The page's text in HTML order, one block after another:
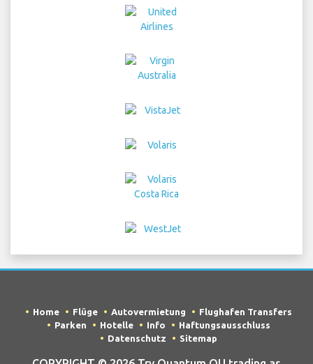
Home Flüge Autovermietung
Flughafen Transfers
Parken
Hotelle Info
Haftungsausschluss
Datenschutz
Sitemap